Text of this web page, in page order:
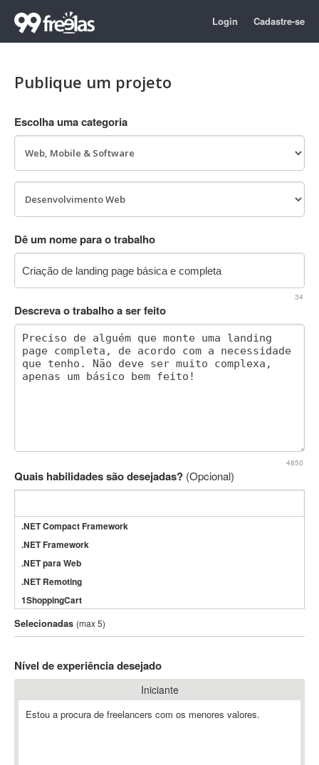
Login Cadastre-se
Publique um projeto
Escolha uma categoria
Dê um nome para o trabalho
34
Descreva o trabalho a ser feito
4850
Quais habilidades são desejadas? (Opcional)
.NET Compact Framework
.NET Framework
.NET para Web
.NET Remoting
1ShoppingCart
3DS Max
3GSM
802.11
A-GPS
Selecionadas (max 5)
Nível de experiência desejado
Iniciante
Estou a procura de freelancers com os menores valores.